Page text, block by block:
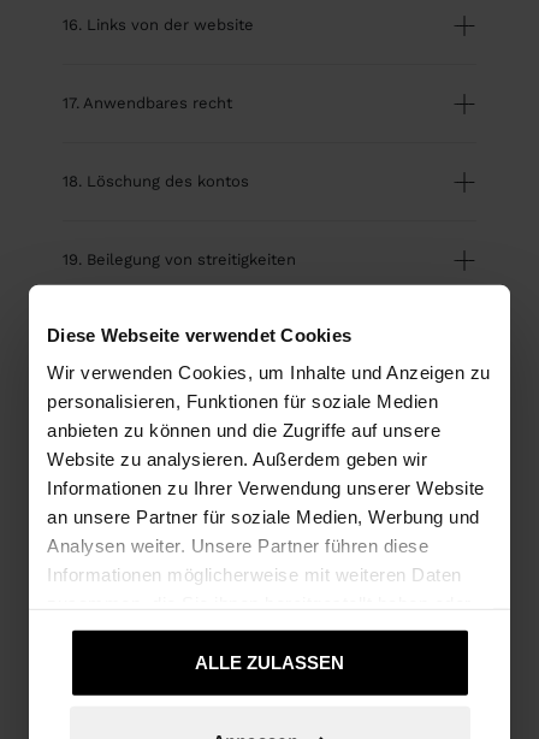
Diese Webseite verwendet Cookies
Wir verwenden Cookies, um Inhalte und Anzeigen zu
personalisieren, Funktionen für soziale Medien
anbieten zu können und die Zugriffe auf unsere
Website zu analysieren. Außerdem geben wir
Informationen zu Ihrer Verwendung unserer Website
an unsere Partner für soziale Medien, Werbung und
Analysen weiter. Unsere Partner führen diese
Informationen möglicherweise mit weiteren Daten
die sie im Rahmen Ihrer Nutzung der Dienste
gesammelt haben.ALLE ZULASSEN
16. Links von der website
17. Anwendbares recht
18. Löschung des kontos
19. Beilegung von streitigkeiten
20. Aktionscodes
finden sie nicht, wonach sie suchen?
Kontaktieren Sie uns